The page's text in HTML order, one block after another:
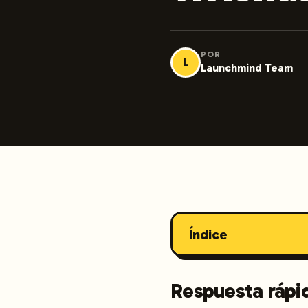
L
POR
Launchmind Team
Índice
Respuesta